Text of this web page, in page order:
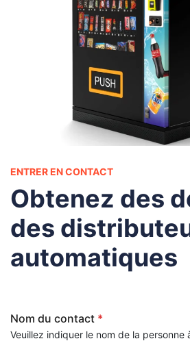
ENTRER EN CONTACT
Obtenez des
des
automatiques
Nom du contact *
Veuillez indiquer le nom de la personne